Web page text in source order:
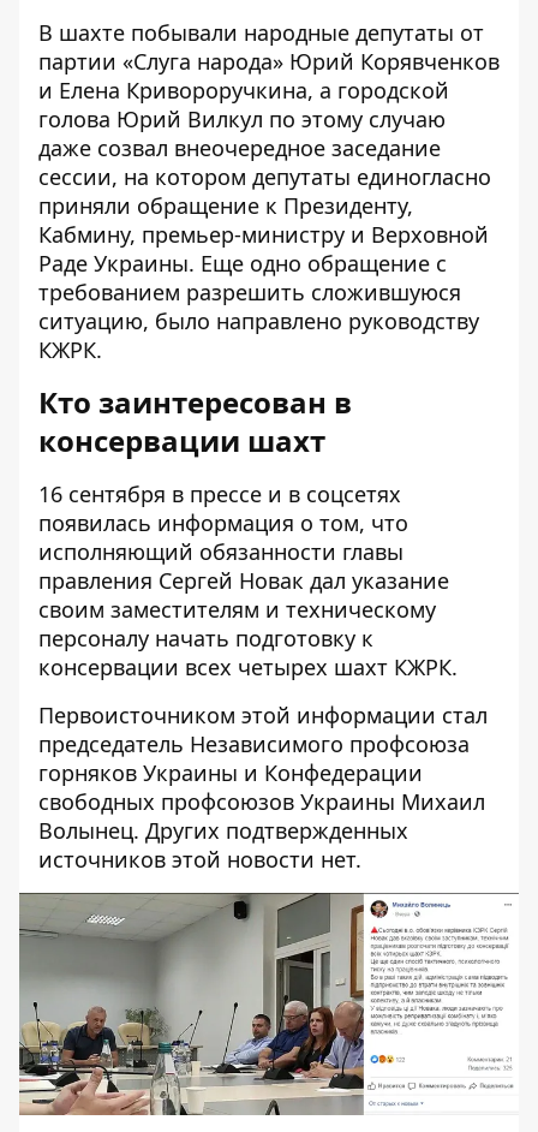
В шахте побывали народные депутаты от
партии «Слуга народа» Юрий Корявченков
и Елена Кривороручкина, а городской
голова Юрий Вилкул по этому случаю
даже созвал внеочередное заседание
сессии, на котором депутаты единогласно
приняли обращение к Президенту,
Кабмину, премьер-министру и Верховной
Раде Украины. Еще одно обращение с
требованием разрешить сложившуюся
ситуацию, было направлено руководству
КЖРК.
Кто заинтересован в
консервации шахт
16 сентября в прессе и в соцсетях
появилась информация о том, что
исполняющий обязанности главы
правления Сергей Новак дал указание
своим заместителям и техническому
персоналу начать подготовку к
консервации всех четырех шахт КЖРК.
Первоисточником этой информации стал
председатель Независимого профсоюза
горняков Украины и Конфедерации
свободных профсоюзов Украины Михаил
Волынец. Других подтвержденных
источников этой новости нет.